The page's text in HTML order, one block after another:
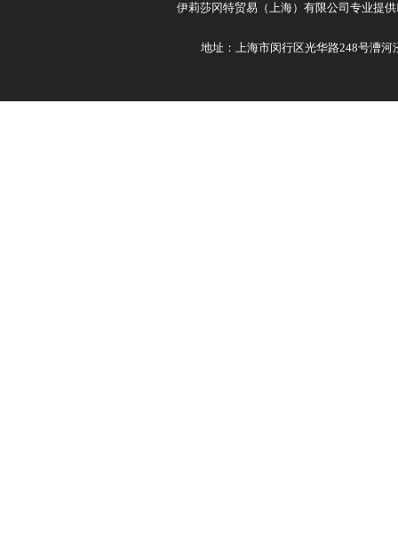
伊莉莎冈特贸易（上海）有限公司专业提
地址：上海市闵行区光华路248号漕